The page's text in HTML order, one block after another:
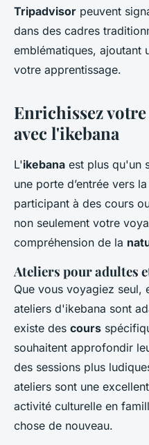
Tripadvisor peuvent
dans des cadres
emblématiques, ajoutant
votre apprentissage.
Enrichissez votre
avec l'ikebana
L'ikebana est plus qu'un
une porte d’entrée vers
participant à des cours
non seulement votre
compréhension de la
Ateliers pour adultes
Que vous voyagiez seul,
ateliers d'ikebana sont
existe des cours
souhaitent approfondir
des sessions plus
ateliers sont une
activité culturelle en
chose de nouveau.